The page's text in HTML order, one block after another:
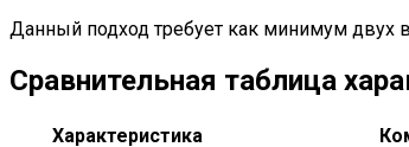
Данный подход требует как минимум двух
Сравнительная таблица
Характеристика